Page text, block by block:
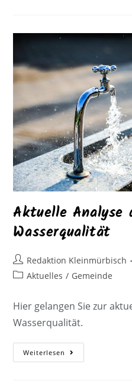
Aktuelle Analyse
Wasserqualität
Redaktion Kleinmürbisch
Aktuelles / Gemeinde
Hier gelangen Sie zur
Wasserqualität.
Weiterlesen